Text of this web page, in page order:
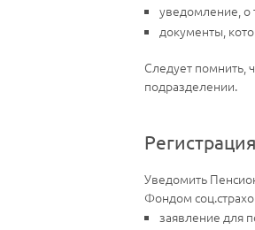
уведомление, о
документы,
Следует помнить,
подразделении.
Уведомить
Фондом
заявление для